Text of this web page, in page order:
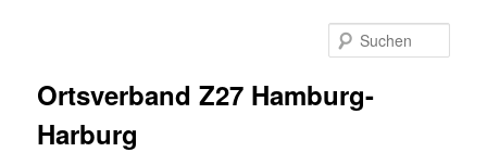
Ortsverband Z27 Hamburg-
Harburg